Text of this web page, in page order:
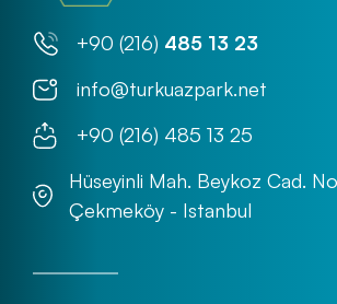
+90 (216) 485 13 23
info@turkuazpark.net
+90 (216) 485 13 25
Hüseyinli Mah. Beykoz Cad.
Çekmeköy - Istanbul